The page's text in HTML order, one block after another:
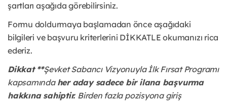
şartları aşağıda görebilirsiniz.
Formu doldurmaya başlamadan önce aşağıdaki
bilgileri ve başvuru kriterlerini DİKKATLE okumanızı rica
ederiz.
Dikkat **Şevket Sabancı Vizyonuyla İlk Fırsat Programı
kapsamında her aday sadece bir ilana başvurma
hakkına sahiptir. Birden fazla pozisyona giriş